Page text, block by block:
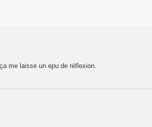
me laisse un epu de réflexion.